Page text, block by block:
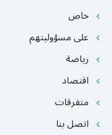
خاص
على مسؤوليتهم
رياضة
اقتصاد
متفرقات
اتصل بنا